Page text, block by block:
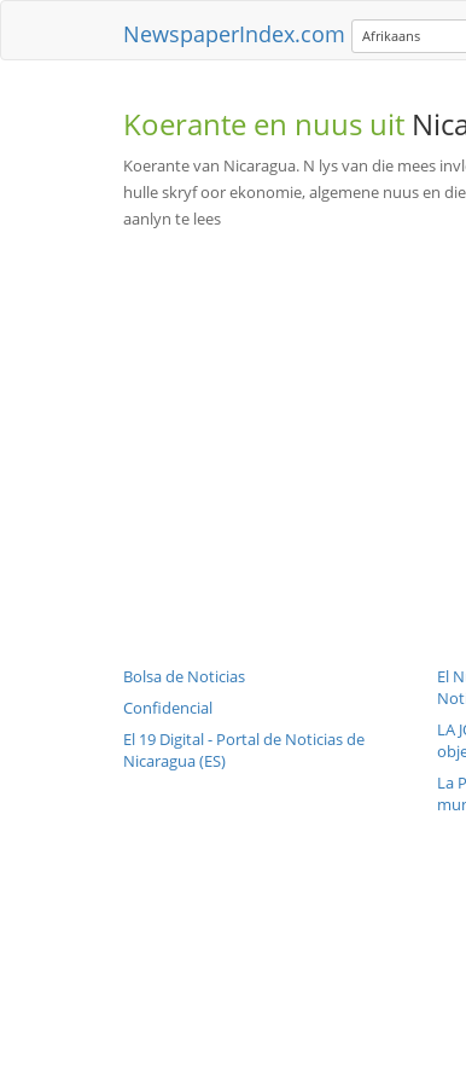
NewspaperIndex.com Afrikaans
Koerante en nuus uit
Koerante van Nicaragua. N lys van die mees
hulle skryf oor ekonomie, algemene nuus en
aanlyn te lees
Bolsa de Noticias
Confidencial
El 19 Digital - Portal de Noticias de
Nicaragua (ES)
El
LA
La